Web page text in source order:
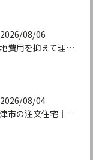
2026/08/06
土地費用を抑えて理想の家を叶える！福岡で選ぶ「狭小地・変形地」の賢い住まいづくり
2026/08/04
福津市の注文住宅｜部屋の印象を決める照明計画